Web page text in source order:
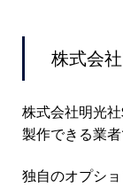
株式会社
株式会社明光社
製作できる業者
独自のオプシ